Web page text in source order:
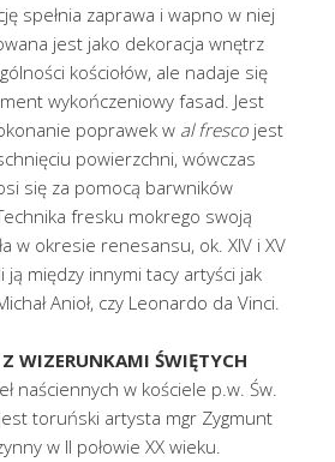
spełnia zaprawa i wapno w niej
jest jako dekoracja wnętrz
kościołów, ale nadaje się
wykończeniowy fasad. Jest
poprawek w al fresco jest
powierzchni, wówczas
się za pomocą barwników
fresku mokrego swoją
w okresie renesansu, ok. XIV i XV
ją między innymi tacy artyści jak
Anioł, czy Leonardo da Vinci.
WIZERUNKAMI ŚWIĘTYCH
naściennych w kościele p.w. Św.
jest toruński artysta mgr Zygmunt
w II połowie XX wieku.